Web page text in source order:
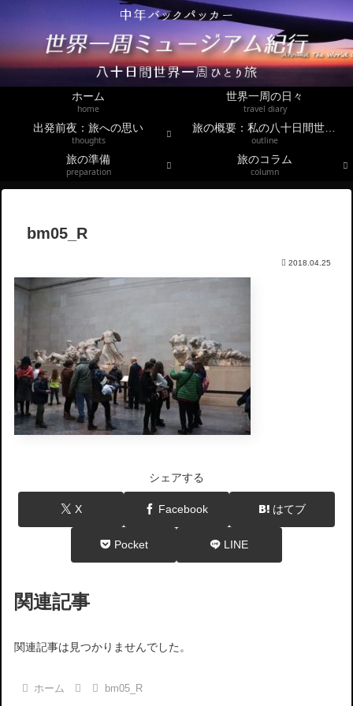
ホーム
home
世界一周の日々
travel diary
出発前夜：旅への思い
thoughts
旅の概要：私の八十日間世界一周
outline
旅の準備
preparation
旅のコラム
column
bm05_R
2018.04.25
シェアする
X Facebook はてブ
Pocket LINE
関連記事
関連記事は見つかりませんでした。
ホーム bm05_R